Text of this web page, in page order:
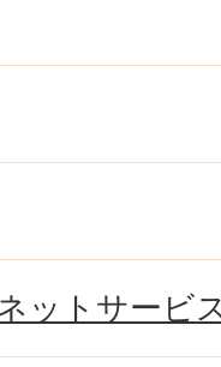
ットサービ